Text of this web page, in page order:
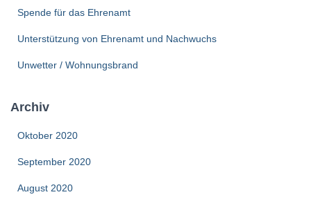
Spende für das Ehrenamt
Unterstützung von Ehrenamt und Nachwuchs
Unwetter / Wohnungsbrand
Archiv
Oktober 2020
September 2020
August 2020